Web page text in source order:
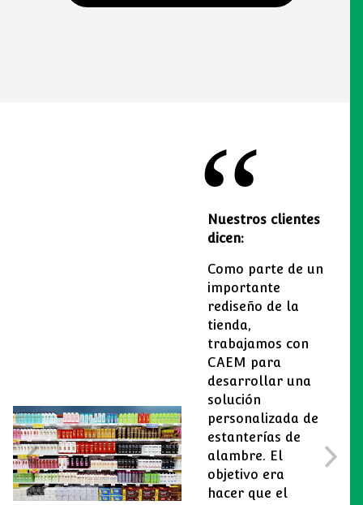
Nuestros clientes
dicen:
Como parte de un
importante
rediseño de la
tienda,
trabajamos con
CAEM para
desarrollar una
solución
personalizada de
estanterías de
alambre. El
objetivo era
hacer que el